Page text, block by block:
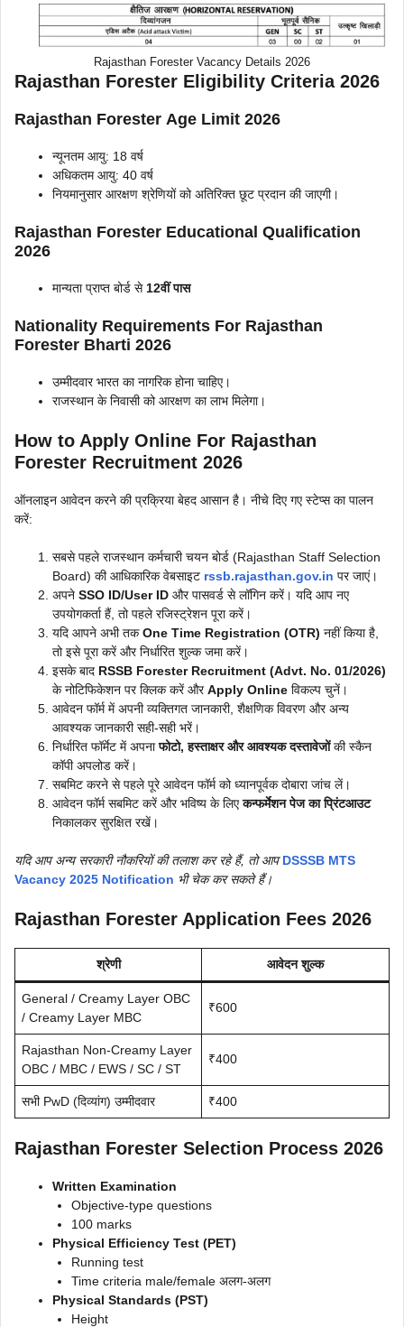
Rajasthan Forester Vacancy Details 2026
Rajasthan Forester Eligibility Criteria 2026
Rajasthan Forester Age Limit 2026
न्यूनतम आयु: 18 वर्ष
अधिकतम आयु: 40 वर्ष
नियमानुसार आरक्षण श्रेणियों को अतिरिक्त छूट प्रदान की जाएगी।
Rajasthan Forester Educational Qualification
2026
मान्यता प्राप्त बोर्ड से 12वीं पास
Nationality Requirements For Rajasthan
Forester Bharti 2026
उम्मीदवार भारत का नागरिक होना चाहिए।
राजस्थान के निवासी को आरक्षण का लाभ मिलेगा।
How to Apply Online For Rajasthan
Forester Recruitment 2026
ऑनलाइन आवेदन करने की प्रक्रिया बेहद आसान है। नीचे दिए गए स्टेप्स का पालन
करें:
सबसे पहले राजस्थान कर्मचारी चयन बोर्ड (Rajasthan Staff Selection
Board) की आधिकारिक वेबसाइट rssb.rajasthan.gov.in पर जाएं।
अपने SSO ID/User ID और पासवर्ड से लॉगिन करें। यदि आप नए
उपयोगकर्ता हैं, तो पहले रजिस्ट्रेशन पूरा करें।
यदि आपने अभी तकOne Time Registration (OTR) नहीं किया है,
तो इसे पूरा करें और निर्धारित शुल्क जमा करें।
इसके बाद RSSB Forester Recruitment (Advt. No. 01/2026)
के नोटिफिकेशन पर क्लिक करें औरApply Online विकल्प चुनें।
आवेदन फॉर्म में अपनी व्यक्तिगत जानकारी, शैक्षणिक विवरण और अन्य
आवश्यक जानकारी सही-सही भरें।
निर्धारित फॉर्मेट में अपनाफोटो, हस्ताक्षर और आवश्यक दस्तावेजोंकी स्कैन
कॉपी अपलोड करें।
सबमिट करने से पहले पूरे आवेदन फॉर्म को ध्यानपूर्वक दोबारा जांच लें।
आवेदन फॉर्म सबमिट करें और भविष्य के लिएकन्फर्मेशन पेज का प्रिंटआउट
निकालकर सुरक्षित रखें।
यदि आप अन्य सरकारी नौकरियों की तलाश कर रहे हैं, तो आप DSSSB MTS
Vacancy 2025 Notification भी चेक कर सकते हैं।
Rajasthan Forester Application Fees 2026
श्रेणी आवेदन शुल्क
General / Creamy Layer OBC
/ Creamy Layer MBC
₹600
Rajasthan Non-Creamy Layer
OBC / MBC / EWS / SC / ST
₹400
सभी PwD (दिव्यांग) उम्मीदवार ₹400
Rajasthan Forester Selection Process 2026
Written Examination
Objective-type questions
100 marks
Physical Efficiency Test (PET)
Running test
Time criteria male/female अलग-अलग
Physical Standards (PST)
Height